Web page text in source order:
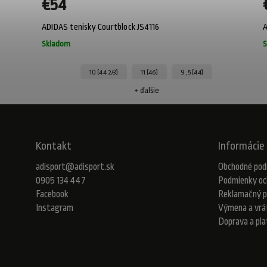
ADIDAS tenisky Courtblock JS4116
Skladom
€54
10 (44 2/3) 11 (46) 9 ,5 (44)
+ ďalšie
Kontakt
adisport@adisport.sk
0905 134 447
Facebook
Instagram
Obchodné
Podmienky
Reklamačný
Výmena a
Doprava a